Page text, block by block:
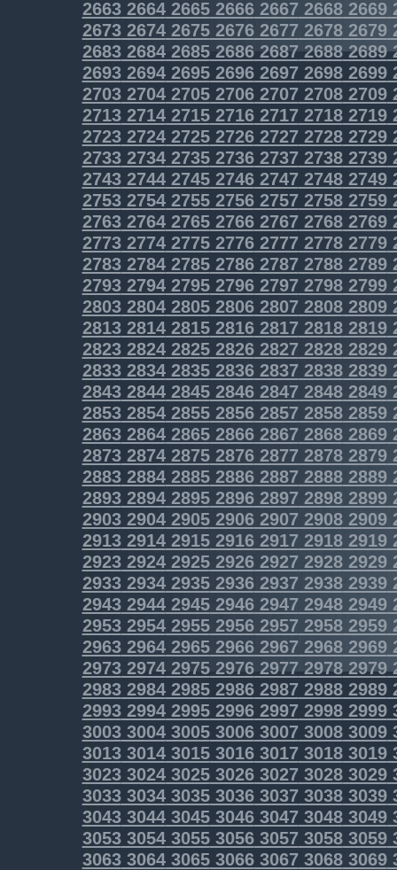
26632664266526662667 26682669
26732674267526762677 26782679
2683268426852686268726882689
2693269426952696269726982699
2703270427052706270727082709
2713271427152716271727182719
2723272427252726272727282729
2733273427352736273727382739
2743274427452746274727482749
2753275427552756275727582759
2763276427652766276727682769
2773277427752776277727782779
2783278427852786278727882789
2793279427952796279727982799
2803280428052806280728082809
2813281428152816281728182819
2823282428252826282728282829
2833283428352836283728382839
2843284428452846284728482849
28532854285528562857 28582859
28632864286528662867 28682869
28732874287528762877 28782879
2883288428852886288728882889
2893289428952896289728982899
2903290429052906290729082909
29132914291529162917 29182919
29232924292529262927 29282929
29332934293529362937 29382939
29432944294529462947 29482949
29532954295529562957 29582959
29632964296529662967 29682969
2973297429752976297729782979
2983298429852986298729882989
2993299429952996299729982999
3003300430053006300730083009
3013301430153016301730183019
3023302430253026302730283029
3033303430353036303730383039
3043304430453046304730483049
3053305430553056305730583059
3063306430653066306730683069